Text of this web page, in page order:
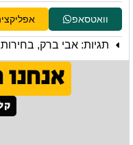
וואטסאפ
תגיות: אבי ברק, בחירות
אנחנו